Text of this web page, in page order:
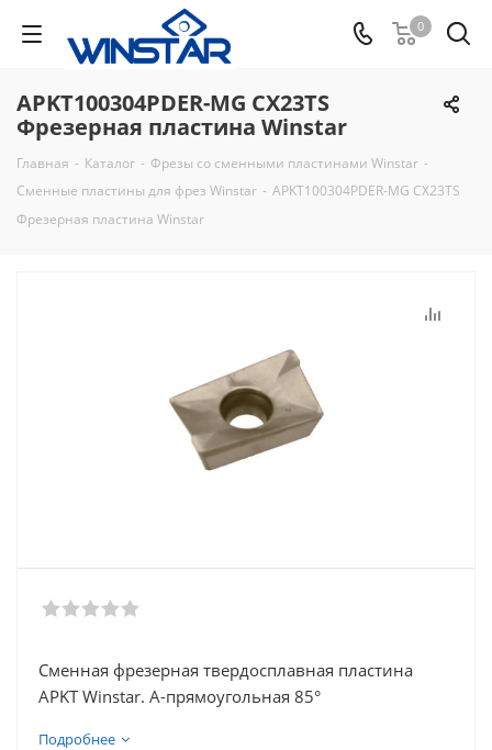
0
APKT100304PDER-MG CX23TS
Фрезерная пластина Winstar
Главная - Каталог - Фрезы со сменными пластинами Winstar -
Сменные пластины для фрез Winstar - APKT100304PDER-MG CX23TS
Фрезерная пластина Winstar
Сменная фрезерная твердосплавная пластина
APKT Winstar. A-прямоугольная 85°
Подробнее